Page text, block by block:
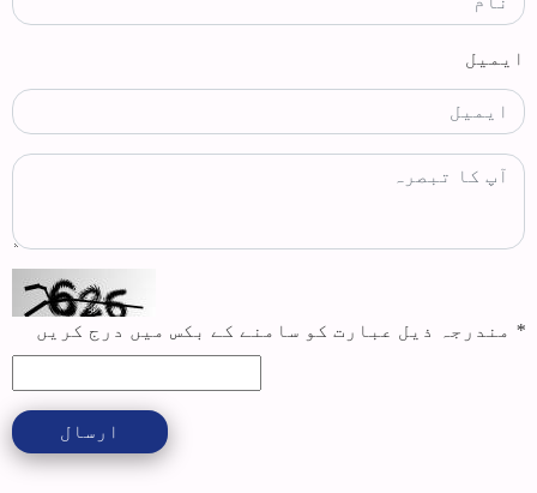
ایمیل
* مندرجہ ذیل عبارت کو سامنے کے بکس میں درج کریں
ارسال